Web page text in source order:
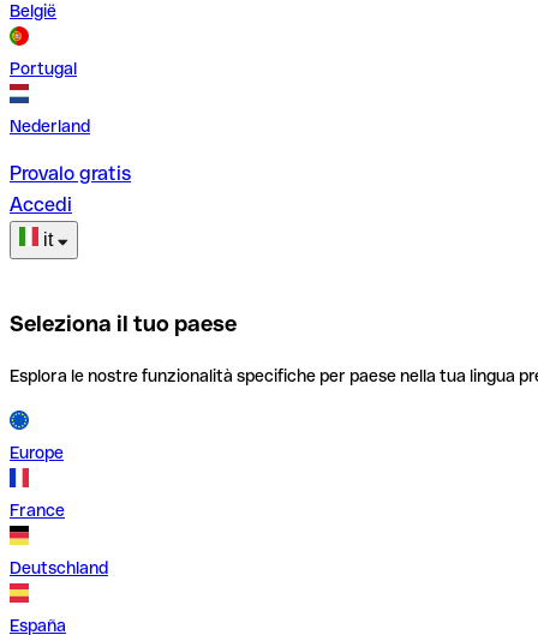
België
Portugal
Nederland
Provalo gratis
Accedi
it
Seleziona il tuo paese
Esplora le nostre funzionalità specifiche per paese nella tua lingua
Europe
France
Deutschland
España